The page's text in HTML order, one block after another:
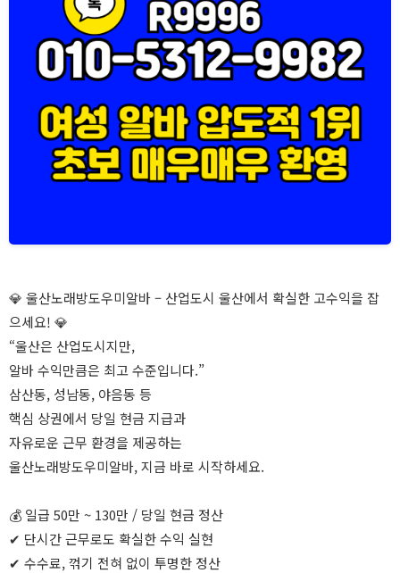
💎 울산노래방도우미알바 – 산업도시 울산에서 확실한 고수익을 잡
으세요! 💎
“울산은 산업도시지만,
알바 수익만큼은 최고 수준입니다.”
삼산동, 성남동, 야음동 등
핵심 상권에서 당일 현금 지급과
자유로운 근무 환경을 제공하는
울산노래방도우미알바, 지금 바로 시작하세요.
💰 일급 50만 ~ 130만 / 당일 현금 정산
✔ 단시간 근무로도 확실한 수익 실현
✔ 수수료, 꺾기 전혀 없이 투명한 정산